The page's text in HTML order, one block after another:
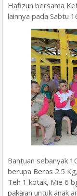
Hafizun bersama
lainnya pada Sabtu
Bantuan sebanyak
berupa Beras 2.5
Teh 1 kotak, Mie 6
pakaian untuk anak